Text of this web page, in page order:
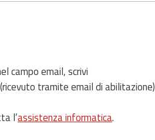
campo email, scrivi
tramite email di abilitazione)
l’assistenza informatica.